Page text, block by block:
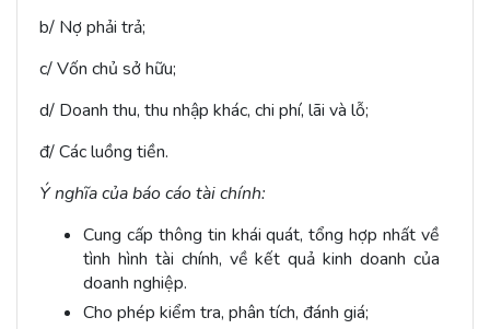
b/ Nợ phải trả;
c/ Vốn chủ sở hữu;
d/ Doanh thu, thu nhập khác, chi phí, lãi và lỗ;
đ/ Các luồng tiền.
Ý nghĩa của báo cáo tài chính:
Cung cấp thông tin khái quát, tổng hợp nhất về
tình hình tài chính, về kết quả kinh doanh của
doanh nghiệp.
Cho phép kiểm tra, phân tích, đánh giá;